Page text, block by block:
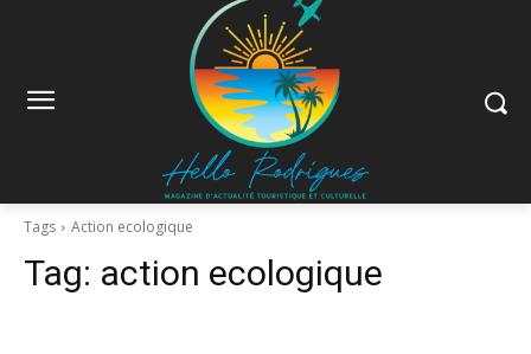
Tags Action ecologique
Tag: action ecologique